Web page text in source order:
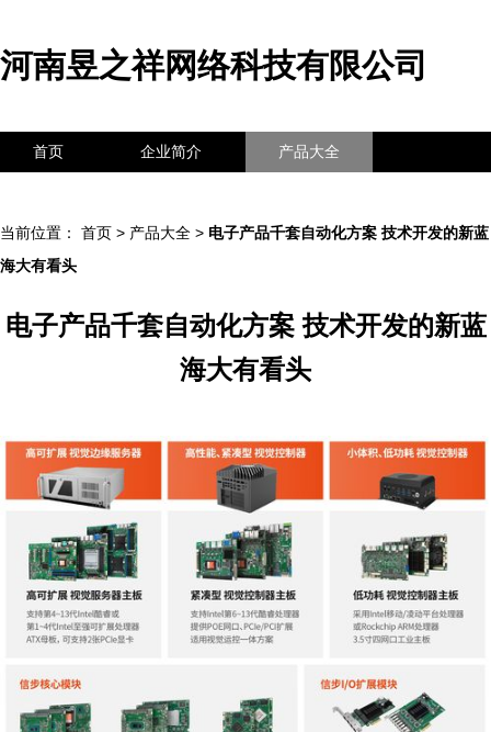
河南昱之祥网络科技有限公司
首页 企业简介 产品大全
当前位置： 首页 > 产品大全 > 电子产品千套自动化方案 技术开发的新蓝
海大有看头
电子产品千套自动化方案 技术开发的新蓝
海大有看头